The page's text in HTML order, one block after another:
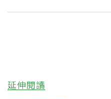
延伸閱讀